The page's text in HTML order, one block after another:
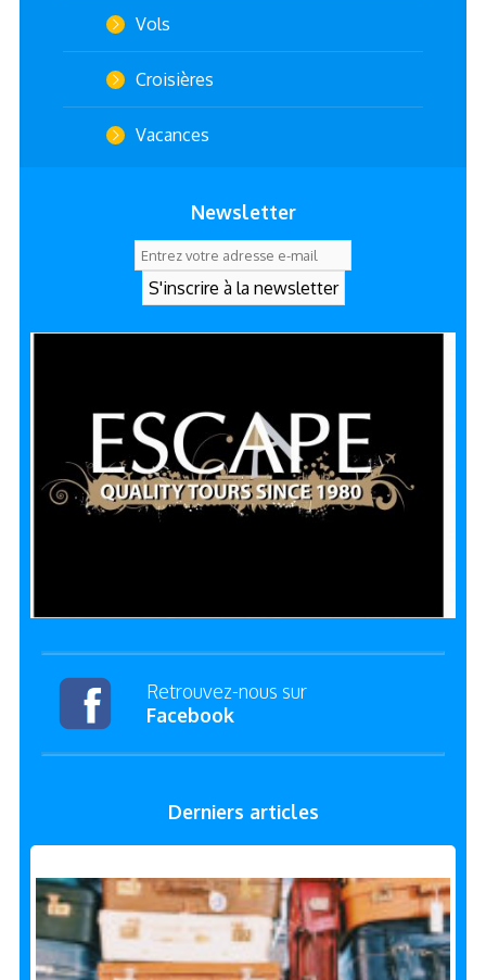
Vols
Croisières
Vacances
Newsletter
Retrouvez-nous sur
Facebook
Derniers articles